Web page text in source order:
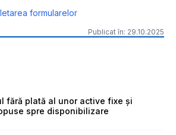
formularelor
Publicat în: 29.10.2025
fără plată al unor active fixe și
spre disponibilizare